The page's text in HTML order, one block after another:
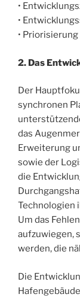
•
•
•
2. Das
Der
synchronen
das
Erweiterung
sowie der
die
Technologien
Um das
aufzuwiegen,
werden, die
Die